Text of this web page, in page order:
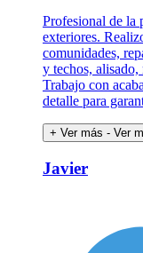
Profesional de la
exteriores.
comunidades,
y techos,
Trabajo con
detalle para
+ Ver más - Ver
Javier